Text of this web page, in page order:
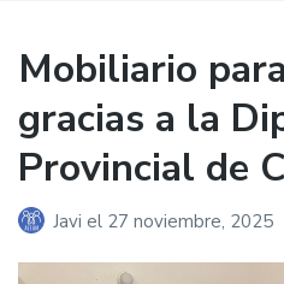
Mobiliario
gracias a la
Provincial de
Javi el 27 noviembre, 2025